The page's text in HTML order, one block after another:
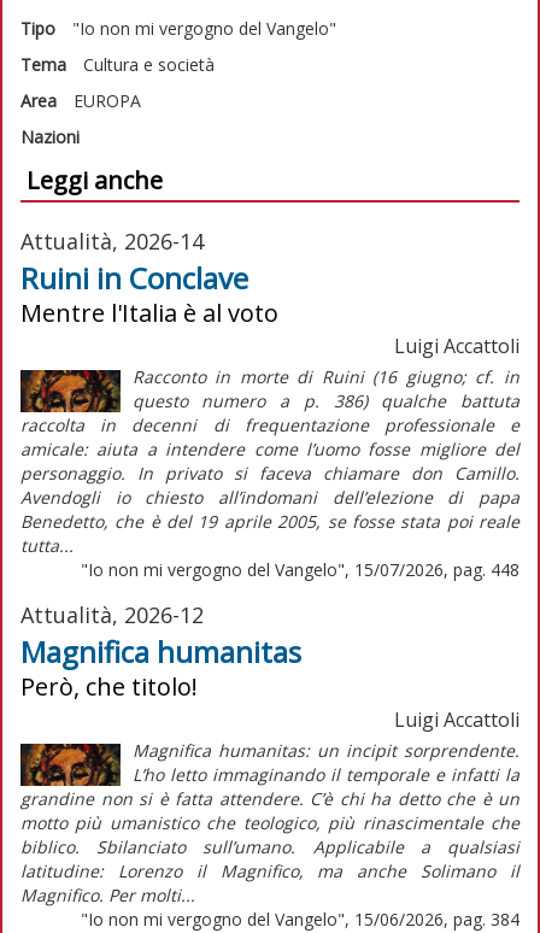
Tipo
"Io non mi vergogno del Vangelo"
Tema
Cultura e società
Area
EUROPA
Nazioni
Leggi anche
Attualità, 2026-14
Ruini in Conclave
Mentre l'Italia è al voto
Luigi Accattoli
Racconto in morte di Ruini (16 giugno; cf. in
questo numero a p. 386) qualche battuta
raccolta in decenni di frequentazione professionale e
amicale: aiuta a intendere come l’uomo fosse migliore del
personaggio. In privato si faceva chiamare don Camillo.
Avendogli io chiesto all’indomani dell’elezione di papa
Benedetto, che è del 19 aprile 2005, se fosse stata poi reale
tutta...
"Io non mi vergogno del Vangelo", 15/07/2026, pag. 448
Attualità, 2026-12
Magnifica humanitas
Però, che titolo!
Luigi Accattoli
Magnifica humanitas: un incipit sorprendente.
L’ho letto immaginando il temporale e infatti la
grandine non si è fatta attendere. C’è chi ha detto che è un
motto più umanistico che teologico, più rinascimentale che
biblico. Sbilanciato sull’umano. Applicabile a qualsiasi
latitudine: Lorenzo il Magnifico, ma anche Solimano il
Magnifico. Per molti...
"Io non mi vergogno del Vangelo", 15/06/2026, pag. 384